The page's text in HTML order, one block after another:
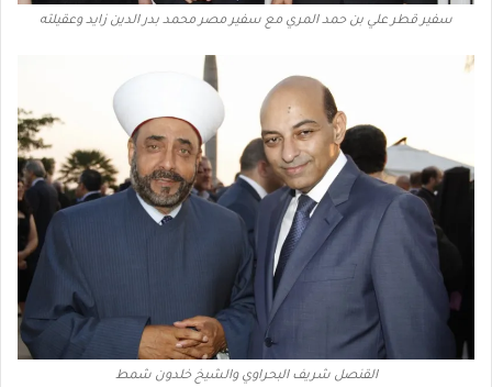
سفير قطر علي بن حمد المري مع سفير مصر محمد بدر الدين زايد وعقيلته
القنصل شريف البحراوي والشيخ خلدون شمط